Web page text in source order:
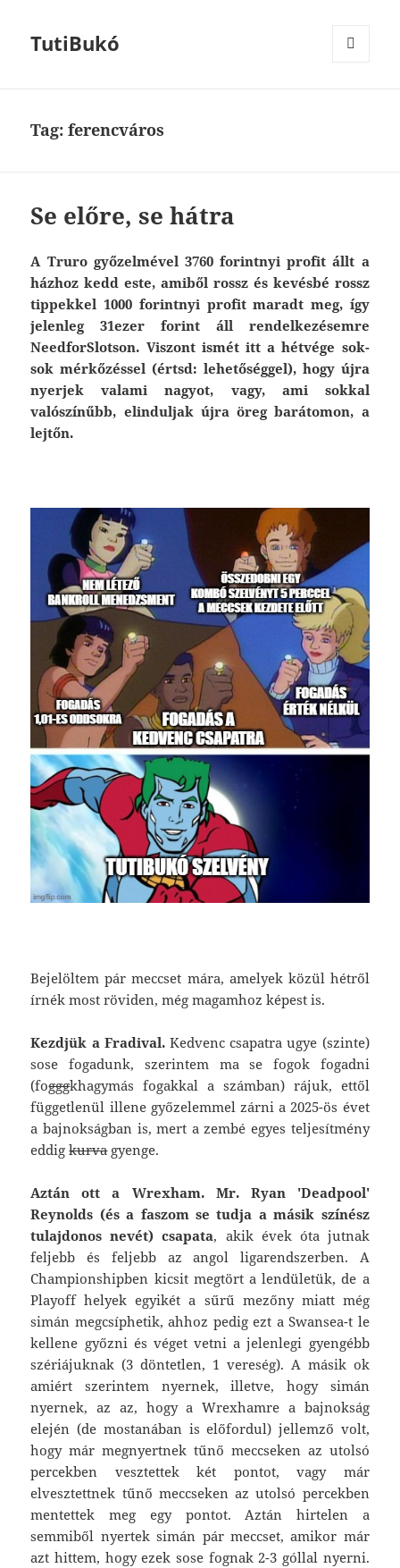
TutiBukó
Tag: ferencváros
Se előre, se hátra
A Truro győzelmével 3760 forintnyi profit állt a
házhoz kedd este, amiből rossz és kevésbé rossz
tippekkel 1000 forintnyi profit maradt meg, így
jelenleg 31ezer forint áll rendelkezésemre
NeedforSlotson. Viszont ismét itt a hétvége sok-
sok mérkőzéssel (értsd: lehetőséggel), hogy újra
nyerjek valami nagyot, vagy, ami sokkal
valószínűbb, elinduljak újra öreg barátomon, a
lejtőn.
Bejelöltem pár meccset mára, amelyek közül hétről
írnék most röviden, még magamhoz képest is.
Kezdjük a Fradival.Kedvenc csapatra ugye (szinte)
sose fogadunk, szerintem ma se fogok fogadni
(fogggkhagymás fogakkal a számban) rájuk, ettől
függetlenül illene győzelemmel zárni a 2025-ös évet
a bajnokságban is, mert a zembé egyes teljesítmény
eddigkurvagyenge.
Aztán ott a Wrexham. Mr. Ryan 'Deadpool'
Reynolds (és a faszom se tudja a másik színész
tulajdonos nevét) csapata, akik évek óta jutnak
feljebb és feljebb az angol ligarendszerben. A
Championshipben kicsit megtört a lendületük, de a
Playoff helyek egyikét a sűrű mezőny miatt még
simán megcsíphetik, ahhoz pedig ezt a Swansea-t le
kellene győzni és véget vetni a jelenlegi gyengébb
szériájuknak (3 döntetlen, 1 vereség). A másik ok
amiért szerintem nyernek, illetve, hogy simán
nyernek, az az, hogy a Wrexhamre a bajnokság
elején (de mostanában is előfordul) jellemző volt,
hogy már megnyertnek tűnő meccseken az utolsó
percekben vesztettek két pontot, vagy már
elvesztettnek tűnő meccseken az utolsó percekben
mentettek meg egy pontot. Aztán hirtelen a
semmiből nyertek simán pár meccset, amikor már
azt hittem, hogy ezek sose fognak 2-3 góllal nyerni.